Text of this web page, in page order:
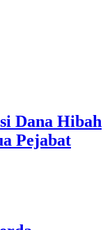
Dana Hibah
Pejabat